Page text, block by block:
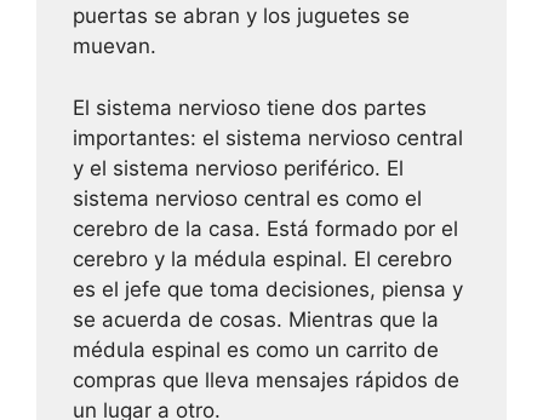
puertas se abran y los juguetes se
muevan.
El sistema nervioso tiene dos partes
importantes: el sistema nervioso central
y el sistema nervioso periférico. El
sistema nervioso central es como el
cerebro de la casa. Está formado por el
cerebro y la médula espinal. El cerebro
es el jefe que toma decisiones, piensa y
se acuerda de cosas. Mientras que la
médula espinal es como un carrito de
compras que lleva mensajes rápidos de
un lugar a otro.